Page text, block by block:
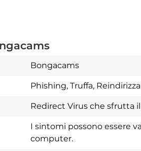
Bongacams
Phishing, Truffa,
Redirect Virus che sfrutta
I sintomi possono essere
computer.
Download